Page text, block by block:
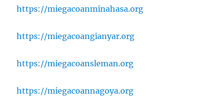
https://miegacoanminahasa.org
https://miegacoangianyar.org
https://miegacoansleman.org
https://miegacoannagoya.org